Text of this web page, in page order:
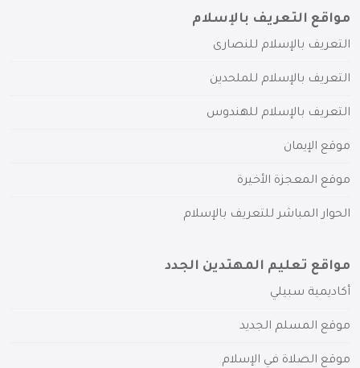
مواقع التعريف بالإسلام
التعريف بالإسلام للنصارى
التعريف بالإسلام للملحدين
التعريف بالإسلام للهندوس
موقع الإيمان
موقع المعجزة الأخيرة
الحوار المباشر للتعريف بالإسلام
مواقع تعليم المهتدين الجدد
أكاديمية سبيلي
موقع المسلم الجديد
موقع الصلاة في الإسلام